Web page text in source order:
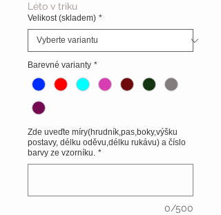
Léto v triku
Velikost (skladem) *
Barevné varianty *
Zde uveďte míry(hrudník,pas,boky,výšku
postavy, délku oděvu,délku rukávu) a číslo
barvy ze vzorníku. *
0/500